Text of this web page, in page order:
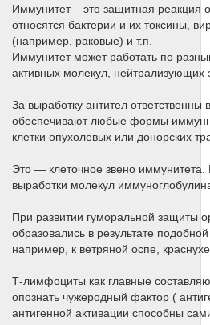
Иммунитет – это защитная реакция
относятся бактерии и их токсины,
(например, раковые) и т.п.
Иммунитет может работать по
активных молекул,
За выработку антител
обеспечивают любые формы
клетки опухолевых или донорских
Это — клеточное звено
выработки молекул
При развитии гуморальной защиты
образовались в результате
например, к ветряной оспе,
Т-лимфоциты как главные
опознать чужеродный фактор (
антигенной активации способны